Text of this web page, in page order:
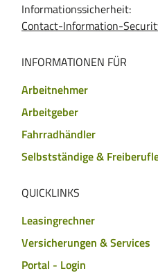
Informationssicherheit:
Contact-Information-
INFORMATIONEN FÜR
Arbeitnehmer
Arbeitgeber
Fahrradhändler
Selbstständige &
QUICKLINKS
Leasingrechner
Versicherungen & Services
Portal - Login